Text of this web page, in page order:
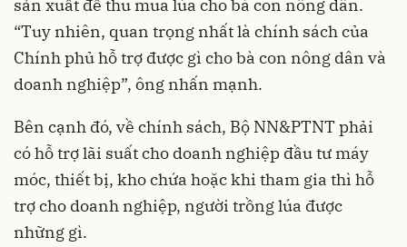
sản xuất để thu mua lúa cho bà con nông dân.
“Tuy nhiên, quan trọng nhất là chính sách của
Chính phủ hỗ trợ được gì cho bà con nông dân và
doanh nghiệp”, ông nhấn mạnh.
Bên cạnh đó, về chính sách, Bộ NN&PTNT phải
có hỗ trợ lãi suất cho doanh nghiệp đầu tư máy
móc, thiết bị, kho chứa hoặc khi tham gia thì hỗ
trợ cho doanh nghiệp, người trồng lúa được
những gì.